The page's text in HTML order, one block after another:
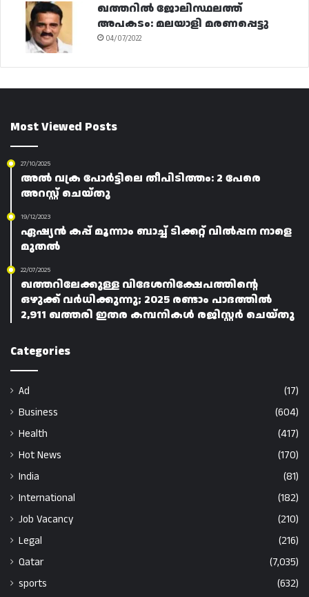
ഖത്തറിൽ ജോലിസ്ഥലത്ത്
അപകടം: മലയാളി മരണപ്പെട്ടു
04/07/2022
Most Viewed Posts
27/10/2025
അൽ വക്ര പോർട്ടിലെ തീപിടിത്തം: 2 പേരെ
അറസ്റ്റ് ചെയ്തു
19/12/2023
ഏഷ്യൻ കപ്പ് മൂന്നാം ബാച്ച് ടിക്കറ്റ് വിൽപ്പന നാളെ
മുതൽ
22/07/2025
ഖത്തറിലേക്കുള്ള വിദേശനിക്ഷേപത്തിന്റെ
ഒഴുക്ക് വർധിക്കുന്നു; 2025 രണ്ടാം പാദത്തിൽ
2,911 ഖത്തരി ഇതര കമ്പനികൾ രജിസ്റ്റർ ചെയ്‌തു
Categories
Ad
(17)
Business
(604)
Health
(417)
Hot News
(170)
India
(81)
International
(182)
Job Vacancy
(210)
Legal
(216)
Qatar
(7,035)
sports
(632)